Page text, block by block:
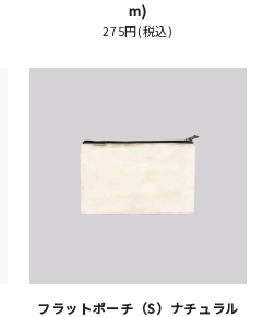
m)
275円(税込)
フラットポーチ（S）ナチュラル